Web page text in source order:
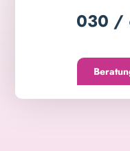
030 /